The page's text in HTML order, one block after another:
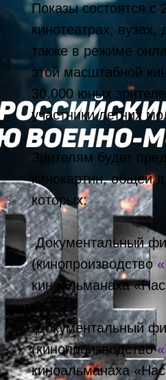
Показы состоятся с
кинотеатрах, вузах,
также в режиме
этой масштабной
30.000 юных
участники летних
Зрителям будет
кинокартин, общей
которых:
Документальный
(кинопроизводство
киноальманаха
Документальный
(кинопроизводство
киноальманаха